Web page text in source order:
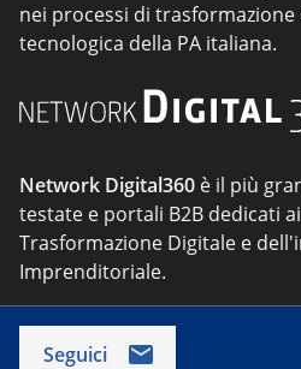
nei processi di trasformazione
tecnologica della PA italiana.
Network Digital360 è il più
testate e portali B2B dedicati
Trasformazione Digitale e
Imprenditoriale.
Seguici